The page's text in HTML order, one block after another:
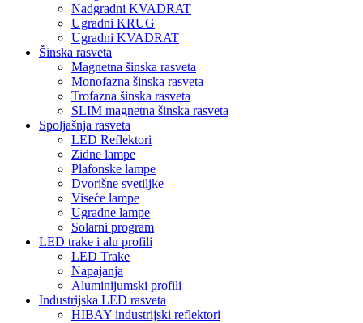
Nadgradni KVADRAT
Ugradni KRUG
Ugradni KVADRAT
Šinska rasveta
Magnetna šinska rasveta
Monofazna šinska rasveta
Trofazna šinska rasveta
SLIM magnetna šinska rasveta
Spoljašnja rasveta
LED Reflektori
Zidne lampe
Plafonske lampe
Dvorišne svetiljke
Viseće lampe
Ugradne lampe
Solarni program
LED trake i alu profili
LED Trake
Napajanja
Aluminijumski profili
Industrijska LED rasveta
HIBAY industrijski reflektori